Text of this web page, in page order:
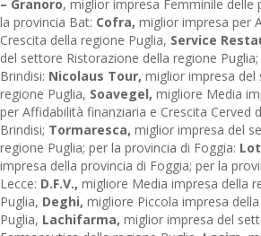
– Granoro, miglior impresa Femminile delle
la provincia Bat: Cofra, miglior impresa per
Crescita della regione Puglia, Service
del settore Ristorazione della regione
Brindisi: Nicolaus Tour, miglior impresa
regione Puglia, Soavegel, migliore Media
per Affidabilità finanziaria e Crescita Cerved
Brindisi; Tormaresca, miglior impresa del
regione Puglia; per la provincia di Foggia:
impresa della provincia di Foggia; per la
Lecce: D.F.V., migliore Media impresa della
Puglia, Deghi, migliore Piccola impresa
Puglia, Lachifarma, miglior impresa del